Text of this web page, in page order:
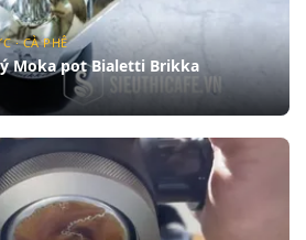
· CÀ PHÊ
Moka pot Bialetti Brikka